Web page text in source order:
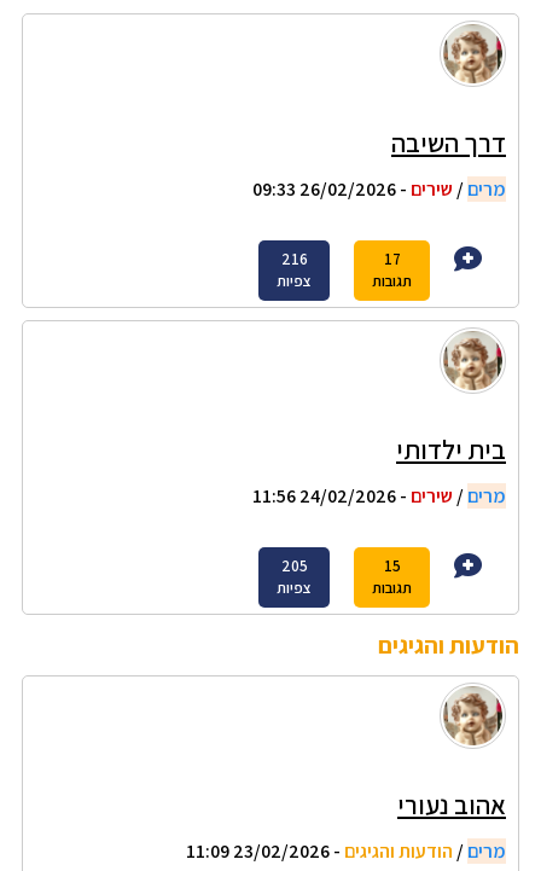
דרך השיבה
מרים/ שירים - 26/02/2026 09:33
17
תגובות
216
צפיות
בית ילדותי
מרים/ שירים - 24/02/2026 11:56
15
תגובות
205
צפיות
הודעות והגיגים
אהוב נעורי
מרים/ הודעות והגיגים - 23/02/2026 11:09